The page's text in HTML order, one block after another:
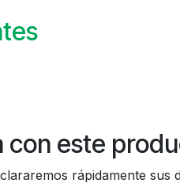
con este
rápidamente sus